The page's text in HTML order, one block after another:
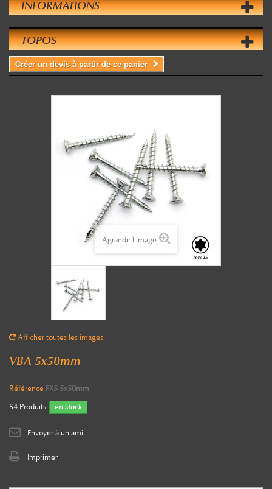
INFORMATIONS
TOPOS
Créer un devis à partir de ce panier
Agrandir l'image
Afficher toutes les images
VBA 5x50mm
Référence FX5-5x50mm
54 Produits en stock
Envoyer à un ami
Imprimer